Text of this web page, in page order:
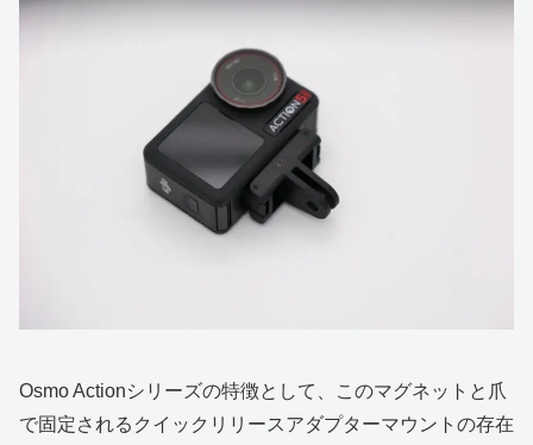
Osmo Actionシリーズの特徴として、このマグネットと爪
で固定されるクイックリリースアダプターマウントの存在